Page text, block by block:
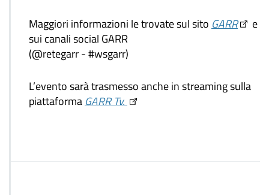
Maggiori informazioni le trovate sul sito GARR
e
sui canali social GARR
(@retegarr - #wsgarr)
L’evento sarà trasmesso anche in streaming sulla
piattaforma GARR Tv.